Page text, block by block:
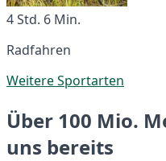
4 Std. 6 Min.
Radfahren
Weitere Sportarten
Über 100 Mio.
uns bereits